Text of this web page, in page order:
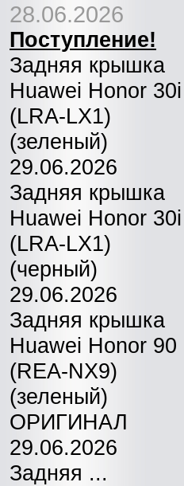
28.06.2026
Поступление!
Задняя крышка
Huawei Honor 30i
(LRA-LX1)
(зеленый)
29.06.2026
Задняя крышка
Huawei Honor 30i
(LRA-LX1)
(черный)
29.06.2026
Задняя крышка
Huawei Honor 90
(REA-NX9)
(зеленый)
ОРИГИНАЛ
29.06.2026
Задняя ...